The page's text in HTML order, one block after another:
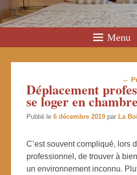
Menu
←
Déplacement
se loger en
Publié le6 décembre 2019 parLa
C’est souvent compliqué, lors
professionnel, de trouver à
un environnement inconnu.